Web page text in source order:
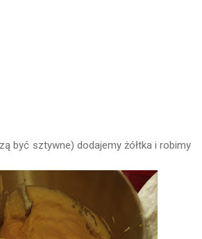
być sztywne) dodajemy żółtka i robimy